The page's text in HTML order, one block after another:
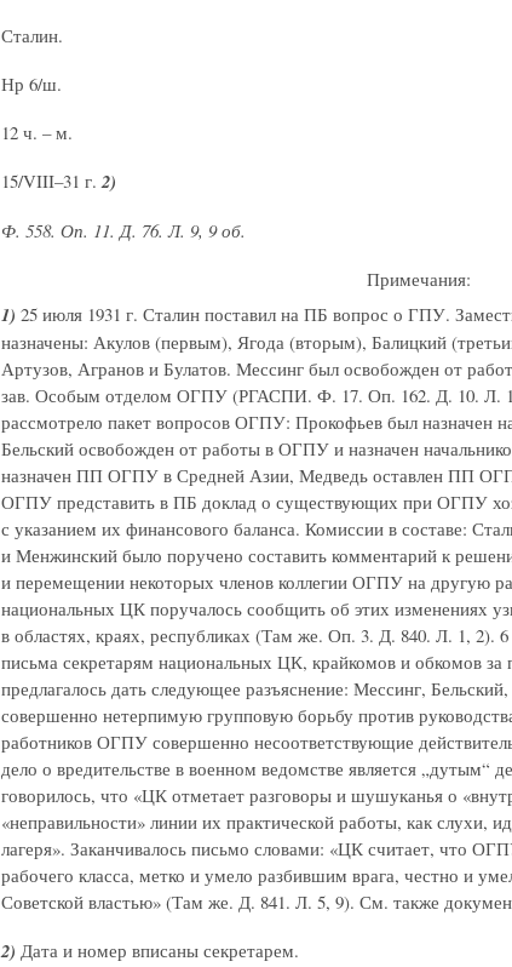
Сталин.
Нр 6/ш.
12 ч. – м.
15/VIII–31 г. 2)
Ф. 558. Оп. 11. Д. 76. Л. 9, 9 об.
Примечания:
1) 25 июля 1931 г. Сталин поставил на ПБ вопрос о ГПУ.
назначены: Акулов (первым), Ягода (вторым), Балицкий
Артузов, Агранов и Булатов. Мессинг был освобожден от
зав. Особым отделом ОГПУ (РГАСПИ. Ф. 17. Оп. 162. Д. 10. Л.
рассмотрело пакет вопросов ОГПУ: Прокофьев был назначен
Бельский освобожден от работы в ОГПУ и назначен
назначен ПП ОГПУ в Средней Азии, Медведь оставлен ПП
ОГПУ представить в ПБ доклад о существующих при ОГПУ
с указанием их финансового баланса. Комиссии в составе:
и Менжинский было поручено составить комментарий к
и перемещении некоторых членов коллегии ОГПУ на другую
национальных ЦК поручалось сообщить об этих изменениях
в областях, краях, республиках (Там же. Оп. 3. Д. 840. Л. 1, 2).
письма секретарям национальных ЦК, крайкомов и обкомов
предлагалось дать следующее разъяснение: Мессинг,
совершенно нетерпимую групповую борьбу против
работников ОГПУ совершенно несоответствующие
дело о вредительстве в военном ведомстве является „дутым“
говорилось, что «ЦК отметает разговоры и шушуканья о
«неправильности» линии их практической работы, как слухи,
лагеря». Заканчивалось письмо словами: «ЦК считает, что
рабочего класса, метко и умело разбившим врага, честно и
Советской властью» (Там же. Д. 841. Л. 5, 9). См. также
2) Дата и номер вписаны секретарем.